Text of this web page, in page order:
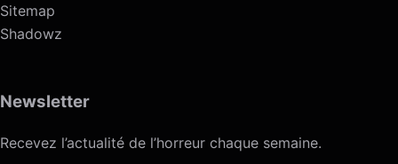
Sitemap
Shadowz
Newsletter
Recevez l’actualité de l’horreur chaque semaine.